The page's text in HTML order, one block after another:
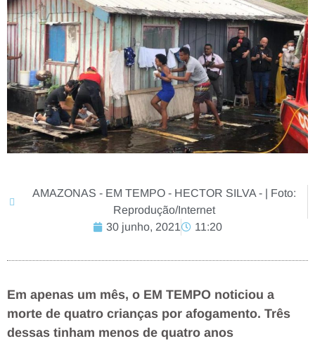
AMAZONAS - EM TEMPO - HECTOR SILVA - | Foto:
Reprodução/Internet
30 junho, 2021
11:20
Em apenas um mês, o EM TEMPO noticiou a
morte de quatro crianças por afogamento. Três
dessas tinham menos de quatro anos